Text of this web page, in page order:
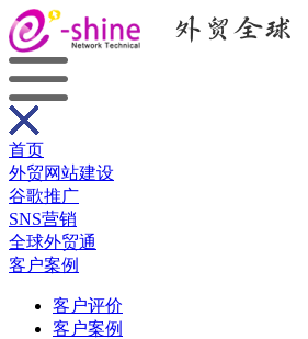
首页
外贸网站建设
谷歌推广
SNS营销
全球外贸通
客户案例
客户评价
客户案例